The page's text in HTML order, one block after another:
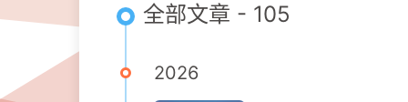
全部文章 - 105
2026